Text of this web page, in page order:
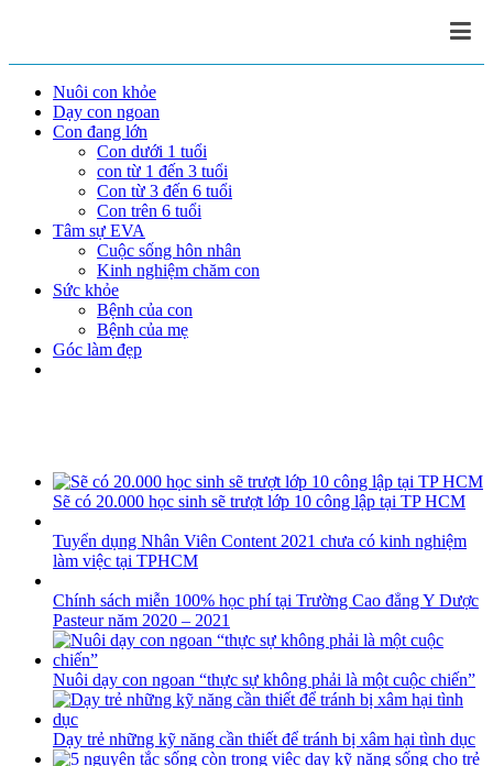
Nuôi con khỏe
Dạy con ngoan
Con đang lớn
Con dưới 1 tuổi
con từ 1 đến 3 tuổi
Con từ 3 đến 6 tuổi
Con trên 6 tuổi
Tâm sự EVA
Cuộc sống hôn nhân
Kinh nghiệm chăm con
Sức khỏe
Bệnh của con
Bệnh của mẹ
Góc làm đẹp
Sẽ có 20.000 học sinh sẽ trượt lớp 10 công lập tại TP HCM
Tuyển dụng Nhân Viên Content 2021 chưa có kinh nghiệm
làm việc tại TPHCM
Chính sách miễn 100% học phí tại Trường Cao đẳng Y Dược
Pasteur năm 2020 – 2021
Nuôi dạy con ngoan “thực sự không phải là một cuộc chiến”
Dạy trẻ những kỹ năng cần thiết để tránh bị xâm hại tình dục